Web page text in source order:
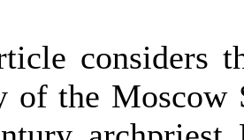
considers
of the